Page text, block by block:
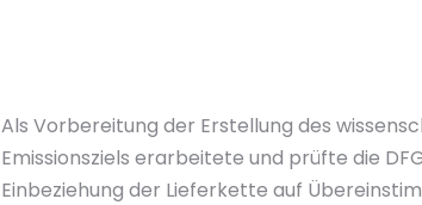
Als Vorbereitung der Erstellung des
Emissionsziels erarbeitete und prüfte die
Einbeziehung der Lieferkette auf